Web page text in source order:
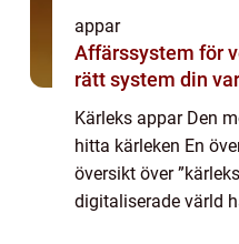
appar
Affärssystem för
rätt system din
Kärleks appar Den
hitta kärleken En
översikt över
digitaliserade värld